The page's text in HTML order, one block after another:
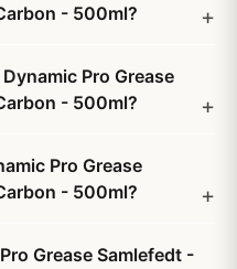
- 500ml?
Pro Grease
- 500ml?
Pro Grease
- 500ml?
Grease Samlefedt -